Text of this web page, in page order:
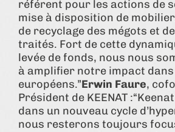
référent pour les actions de
mise à disposition de
de recyclage des mégots et
traités. Fort de cette
levée de fonds, nous nous
à amplifier notre impact dans
européens.”Erwin Faure,
Président de KEENAT
dans un nouveau cycle
nous resterons toujours